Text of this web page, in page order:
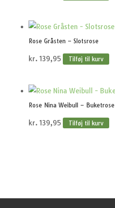
Rose Gråsten – Slotsrose
kr. 139,95 Tilføj til kurv
Rose Nina Weibull – Buketrose
kr. 139,95 Tilføj til kurv